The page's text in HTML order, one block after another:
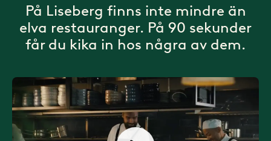
På Liseberg finns inte mindre än
elva restauranger. På 90 sekunder
får du kika in hos några av dem.